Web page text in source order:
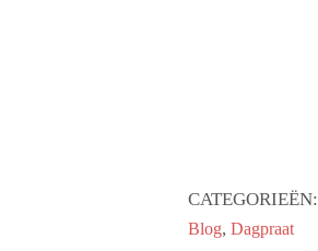
CATEGORIEËN:
Blog, Dagpraat